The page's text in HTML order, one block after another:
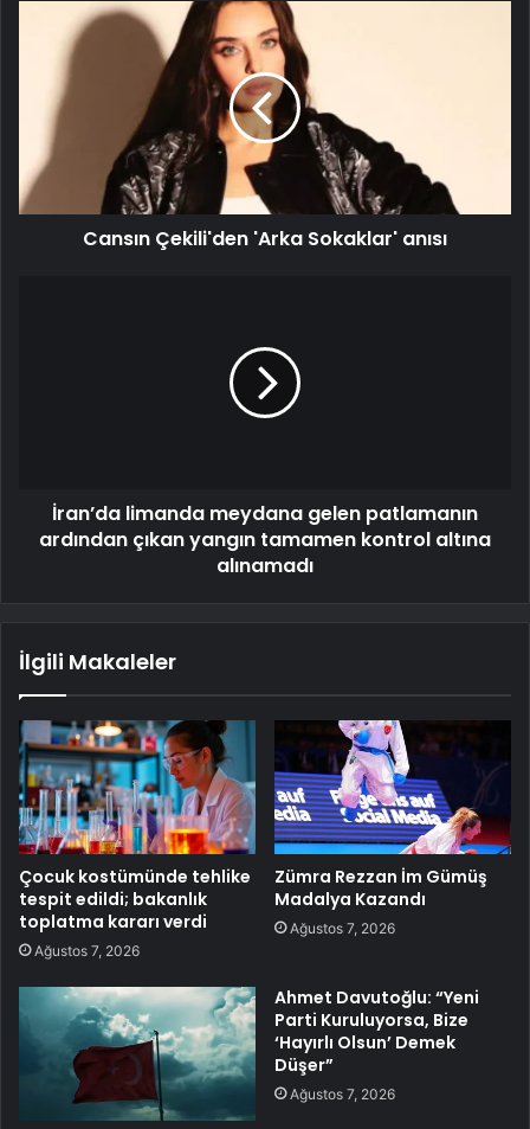
Cansın Çekili'den 'Arka Sokaklar' anısı
İran’da limanda meydana gelen patlamanın
ardından çıkan yangın tamamen kontrol altına
alınamadı
İlgili Makaleler
Çocuk kostümünde tehlike
tespit edildi; bakanlık
toplatma kararı verdi
Ağustos 7, 2026
Zümra Rezzan İm Gümüş
Madalya Kazandı
Ağustos 7, 2026
Ahmet Davutoğlu: “Yeni
Parti Kuruluyorsa, Bize
‘Hayırlı Olsun’ Demek
Düşer”
Ağustos 7, 2026